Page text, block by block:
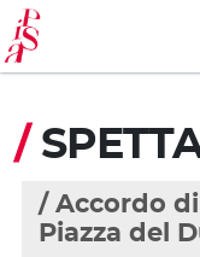
Salta
al
contenuto
principale
/
/ Accordo
Piazza del